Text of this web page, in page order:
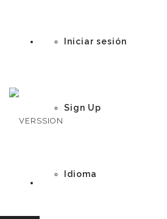
Iniciar sesión
Sign Up
Idioma